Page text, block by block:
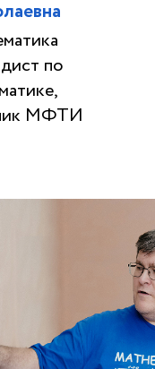
по
МФТИ